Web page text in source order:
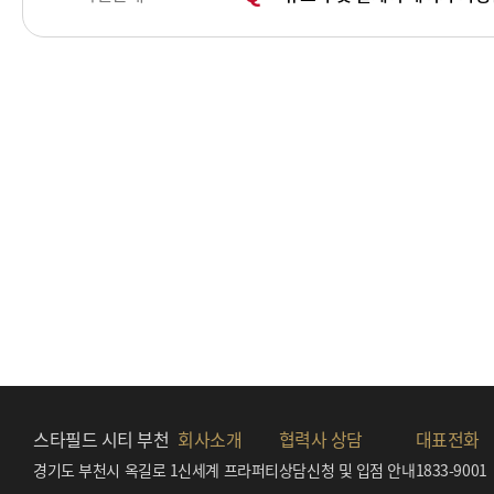
스타필드 시티 부천
경기도 부천시 옥길로 1
회사소개
신세계 프라퍼티
협력사 상담
상담신청 및 입점 안내
대표전화
1833-9001